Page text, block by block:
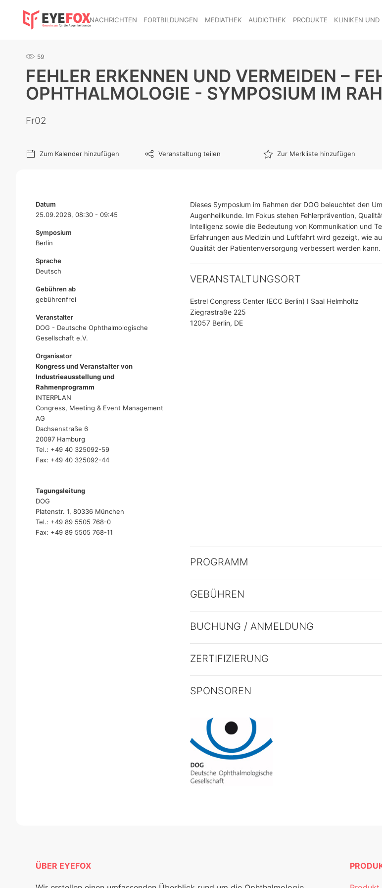
NACHRICHTEN FORTBILDUNGEN MEDIATHEK AUDIOTHEK PRODUKTE KLINIKEN UND
59
FEHLER ERKENNEN UND VERMEIDEN –
OPHTHALMOLOGIE - SYMPOSIUM IM
Fr02
Zum Kalender hinzufügen Veranstaltung teilen Zur Merkliste hinzufügen
Datum
25.09.2026, 08:30 - 09:45
Symposium
Berlin
Sprache
Deutsch
Gebühren ab
gebührenfrei
Veranstalter
DOG - Deutsche Ophthalmologische
Gesellschaft e.V.
Organisator
Kongress und Veranstalter von
Industrieausstellung und
Rahmenprogramm
INTERPLAN
Congress, Meeting & Event Management
AG
Dachsenstraße 6
20097 Hamburg
Tel.: +49 40 325092-59
Fax: +49 40 325092-44
Tagungsleitung
DOG
Platenstr. 1, 80336 München
Tel.: +49 89 5505 768-0
Fax: +49 89 5505 768-11
Dieses Symposium im Rahmen der DOG beleuchtet den
Augenheilkunde. Im Fokus stehen Fehlerprävention,
Intelligenz sowie die Bedeutung von Kommunikation und
Erfahrungen aus Medizin und Luftfahrt wird gezeigt, wie
Qualität der Patientenversorgung verbessert werden kann.
VERANSTALTUNGSORT
Estrel Congress Center (ECC Berlin) I Saal Helmholtz
Ziegrastraße 225
12057 Berlin, DE
PROGRAMM
GEBÜHREN
BUCHUNG / ANMELDUNG
ZERTIFIZIERUNG
SPONSOREN
ÜBER EYEFOX